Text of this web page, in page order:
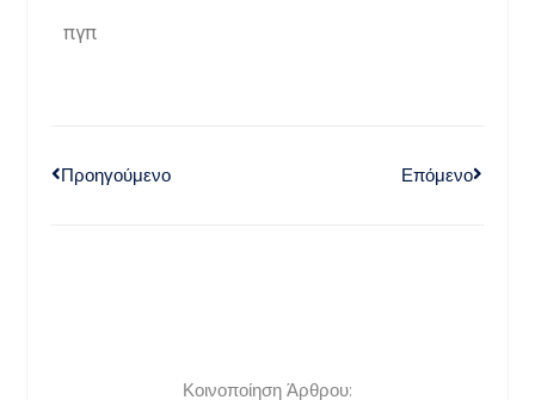
πγπ
Προηγούμενο Επόμενο
Κοινοποίηση Άρθρου: